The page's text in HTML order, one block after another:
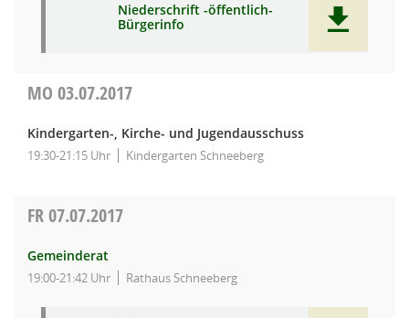
Niederschrift -öffentlich-
Bürgerinfo
MO 03.07.2017
Kindergarten-, Kirche- und Jugendausschuss
19:30-21:15 Uhr Kindergarten Schneeberg
FR07.07.2017
Gemeinderat
19:00-21:42 Uhr Rathaus Schneeberg